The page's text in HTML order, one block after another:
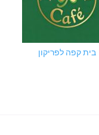
בית קפה לפריקון